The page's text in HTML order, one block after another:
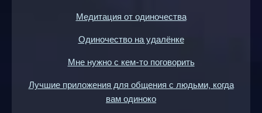
Медитация от одиночества
Одиночество на удалёнке
Мне нужно с кем-то поговорить
Лучшие приложения для общения с людьми, когда
вам одиноко